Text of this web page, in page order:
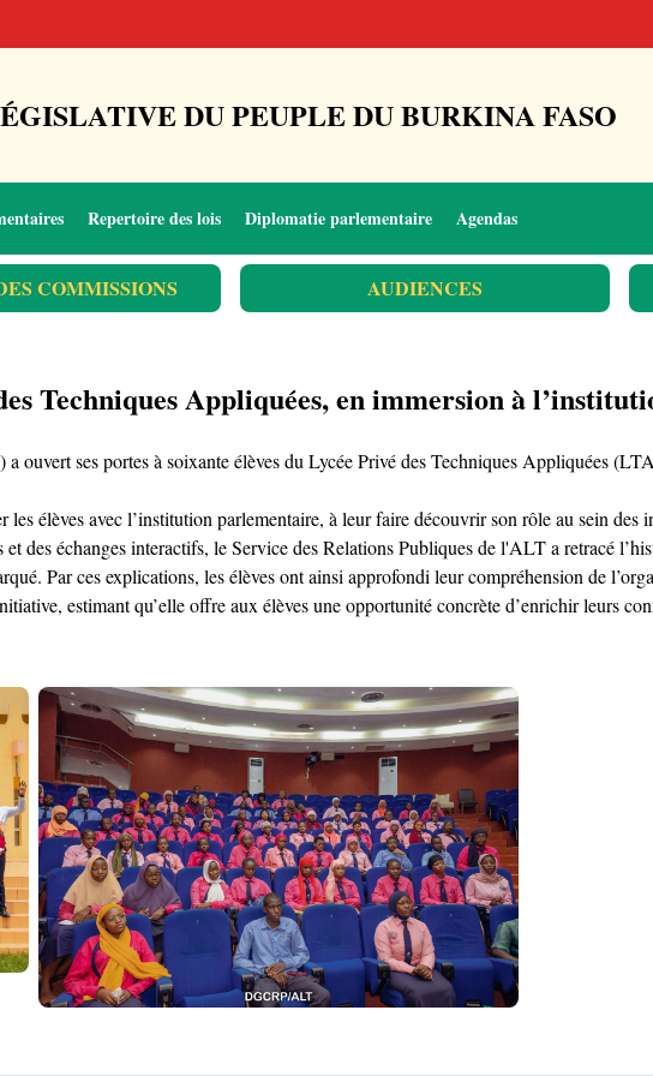
DU PEUPLE DU BURKINA FASO
Repertoire des lois Diplomatie parlementaire Agendas
COMMISSIONS AUDIENCES
Techniques Appliquées, en immersion à
ouvert ses portes à soixante élèves du Lycée Privé des Techniques Appliquées
élèves avec l’institution parlementaire, à leur faire découvrir son rôle au sein
des échanges interactifs, le Service des Relations Publiques de l'ALT a retracé
Par ces explications, les élèves ont ainsi approfondi leur compréhension de
estimant qu’elle offre aux élèves une opportunité concrète d’enrichir leurs